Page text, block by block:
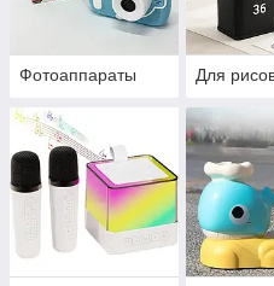
Фотоаппараты Для